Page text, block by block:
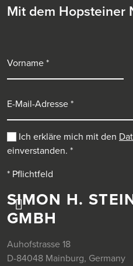
SIMON H.
GMBH
Auhofstrasse 18
D-84048 Mainburg, Germany
Mit dem Hopsteiner
Ich erkläre mich mit den
einverstanden. *
* Pflichtfeld